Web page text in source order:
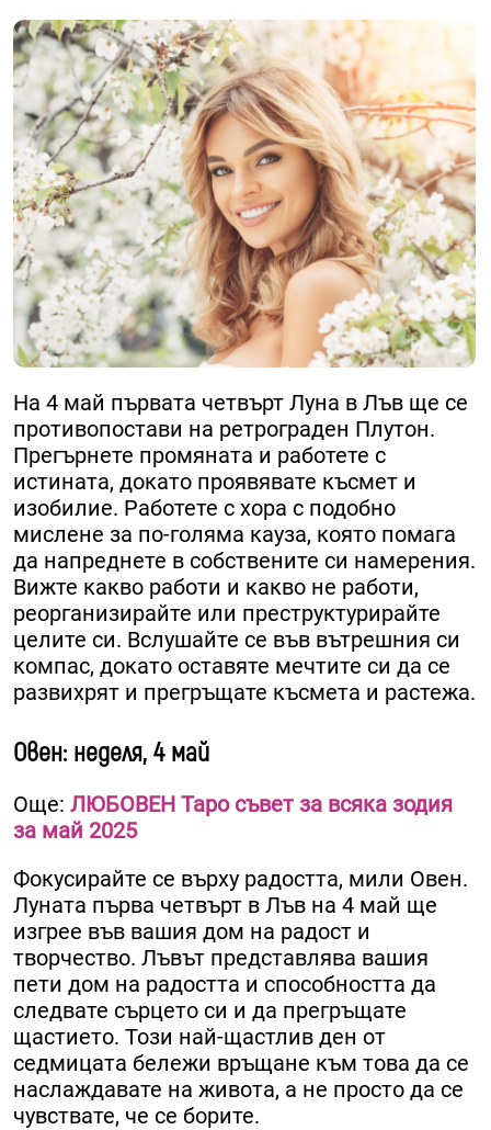
На 4 май първата четвърт Луна в Лъв ще се
противопостави на ретрограден Плутон.
Прегърнете промяната и работете с
истината, докато проявявате късмет и
изобилие. Работете с хора с подобно
мислене за по-голяма кауза, която помага
да напреднете в собствените си намерения.
Вижте какво работи и какво не работи,
реорганизирайте или преструктурирайте
целите си. Вслушайте се във вътрешния си
компас, докато оставяте мечтите си да се
развихрят и прегръщате късмета и растежа.
Овен: неделя, 4 май
Още: ЛЮБОВЕН Таро съвет за всяка зодия
за май 2025
Фокусирайте се върху радостта, мили Овен.
Луната първа четвърт в Лъв на 4 май ще
изгрее във вашия дом на радост и
творчество. Лъвът представлява вашия
пети дом на радостта и способността да
следвате сърцето си и да прегръщате
щастието. Този най-щастлив ден от
седмицата бележи връщане към това да се
наслаждавате на живота, а не просто да се
чувствате, че се борите.